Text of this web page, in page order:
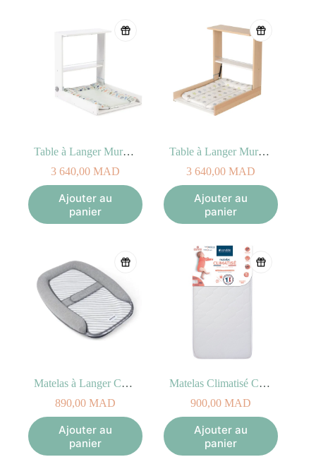
Table à Langer Murale Wicki Blanc
3 640,00 MAD
Ajouter au
panier
Table à Langer Murale Wicki Naturelle
3 640,00 MAD
Ajouter au
panier
Matelas à Langer Cosy Care Granit
890,00 MAD
Ajouter au
panier
Matelas Climatisé Candide 60 x 120 x 11cm
900,00 MAD
Ajouter au
panier